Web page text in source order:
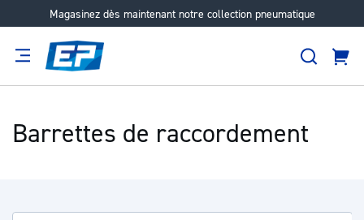
Magasinez dès maintenant notre collection pneumatique
Aller
Barrettes de raccordement